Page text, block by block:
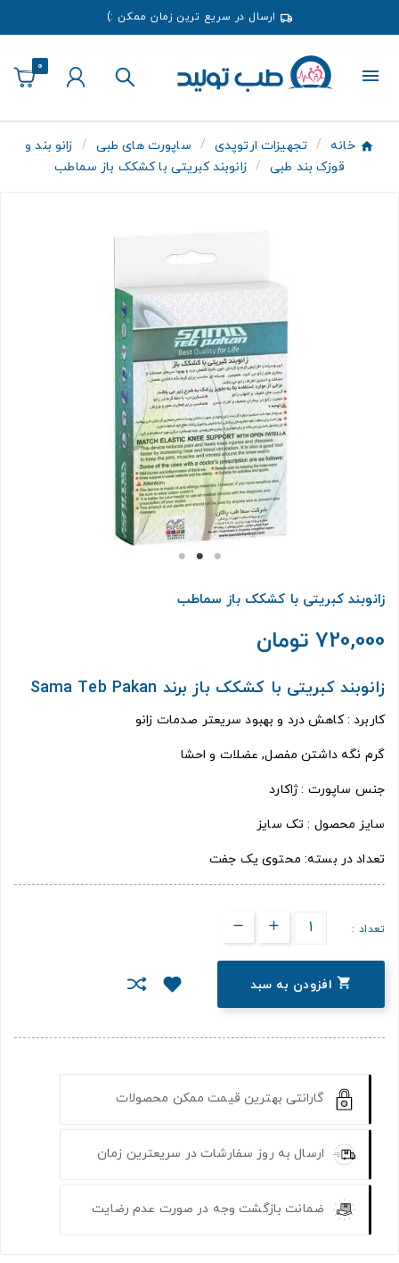
ارسال در سریع ترین زمان ممکن :)
0
خانه تجهیزات ارتوپدی ساپورت های طبی
زانو بند و
قوزک بند طبی
زانوبند کبریتی با کشکک باز سماطب
زانوبند کبریتی با کشکک باز سماطب
720,000 تومان
زانوبند کبریتی با کشکک باز برند Sama Teb Pakan
کاربرد : کاهش درد و بهبود سریعتر صدمات زانو
گرم نگه داشتن مفصل, عضلات و احشا
جنس ساپورت : ژاکارد
سایز محصول : تک سایز
تعداد در بسته: محتوی یک جفت
تعداد :
 افزودن به سبد
گارانتی بهترین قیمت ممکن محصولات
ارسال به روز سفارشات در سریعترین زمان
ضمانت بازگشت وجه در صورت عدم رضایت